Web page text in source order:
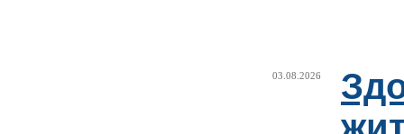
03.08.2026